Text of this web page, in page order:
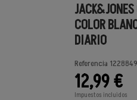
COLOR
DIARIO
Referencia
12,99 €
Impuestos incluidos